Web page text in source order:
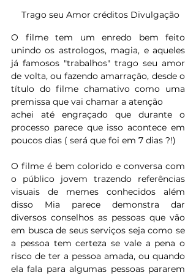
  Trago seu Amor créditos Divulgação
O filme tem um enredo bem feito
unindo os astrologos, magia, e aqueles
já famosos "trabalhos" trago seu amor
de volta, ou fazendo amarração, desde o
título do filme chamativo como uma
premissa que vai chamar a atenção
achei até engraçado que durante o
processo parece que isso acontece em
poucos dias ( será que foi em 7 dias ?!)
O filme é bem colorido e conversa com
o público jovem trazendo referências
visuais de memes conhecidos além
disso Mia parece demonstra dar
diversos conselhos as pessoas que vão
em busca de seus serviços seja como se
a pessoa tem certeza se vale a pena o
risco de ter a pessoa amada, ou quando
ela fala para algumas pessoas pararem